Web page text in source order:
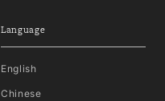
Language
English
Chinese